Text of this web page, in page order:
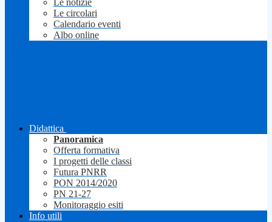
Le notizie
Le circolari
Calendario eventi
Albo online
Didattica
Panoramica
Offerta formativa
I progetti delle classi
Futura PNRR
PON 2014/2020
PN 21-27
Monitoraggio esiti
Info utili